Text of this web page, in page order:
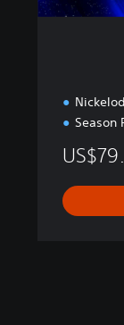
Season